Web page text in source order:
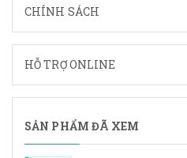
CHÍNH SÁCH
HỖ TRỢ ONLINE
SẢN PHẨM ĐÃ XEM